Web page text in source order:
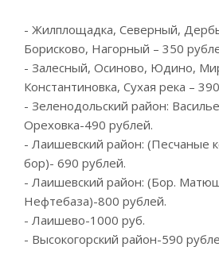
- Жилплощадка, Северный,
Борисково, Нагорный – 350
- Залесный, Осиново, Юдино,
Константиновка, Сухая река –
- Зеленодольский район:
Ореховка-490 рублей.
- Лаишевский район: (Песчаные
бор)- 690 рублей.
- Лаишевский район: (Бор.
Нефтебаза)-800 рублей.
- Лаишево-1000 руб.
- Высокогорский район-590